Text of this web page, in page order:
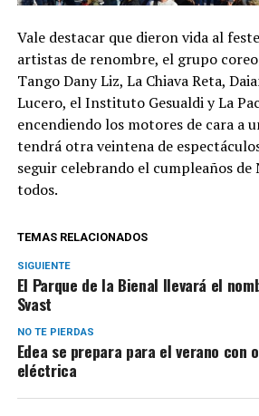
Vale destacar que dieron vida al
artistas de renombre, el grupo
Tango Dany Liz, La Chiava Reta,
Lucero, el Instituto Gesualdi y La
encendiendo los motores de cara a
tendrá otra veintena de
seguir celebrando el cumpleaños de
todos.
TEMAS RELACIONADOS
SIGUIENTE
El Parque de la Bienal llevará el
Svast
NO TE PIERDAS
Edea se prepara para el verano con
eléctrica